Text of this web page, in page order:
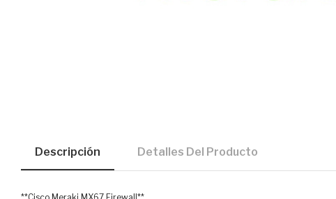
Descripción Detalles Del Producto